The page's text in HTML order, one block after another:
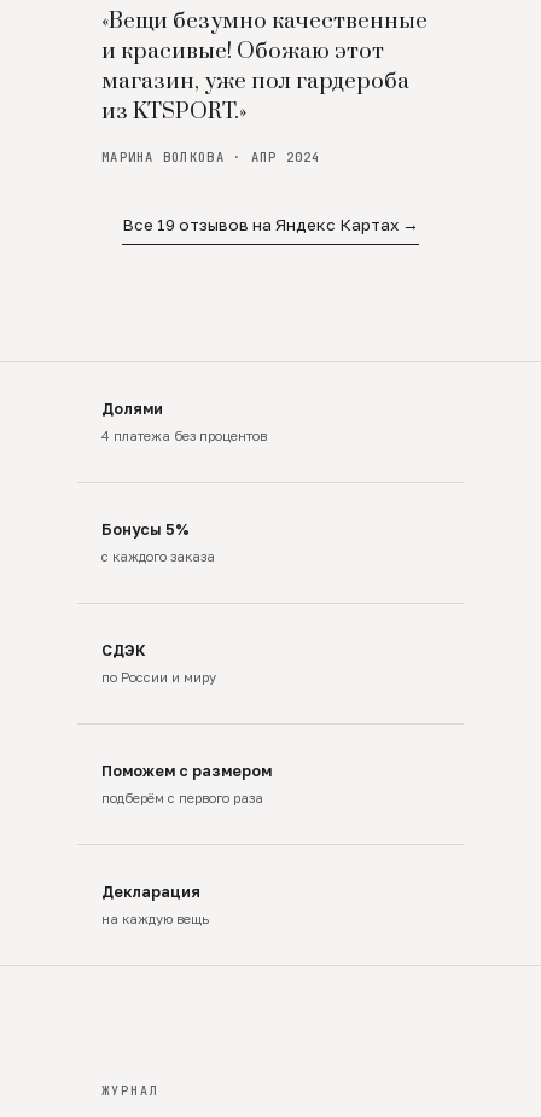
«Вещи безумно качественные
и красивые! Обожаю этот
магазин, уже пол гардероба
из KTSPORT.»
МАРИНА ВОЛКОВА · АПР 2024
Все 19 отзывов на Яндекс Картах →
Долями
4 платежа без процентов
Бонусы 5%
с каждого заказа
СДЭК
по России и миру
Поможем с размером
подберём с первого раза
Декларация
на каждую вещь
ЖУРНАЛ